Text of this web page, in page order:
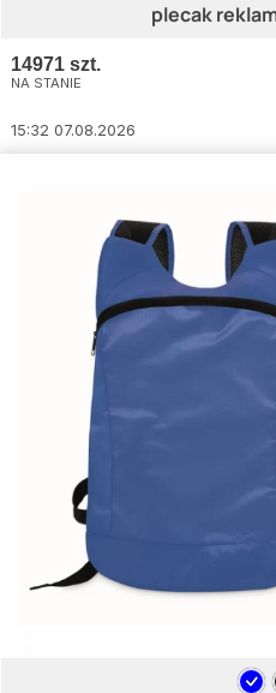
plecak
14971 szt.
NA STANIE
15:32 07.08.2026